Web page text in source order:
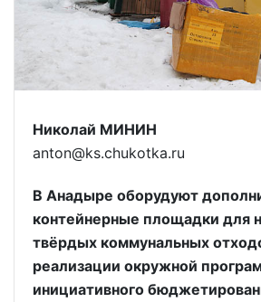
Николай МИНИН
anton@ks.chukotka.ru
В Анадыре оборудуют
контейнерные площадки для
твёрдых коммунальных
реализации окружной
инициативного